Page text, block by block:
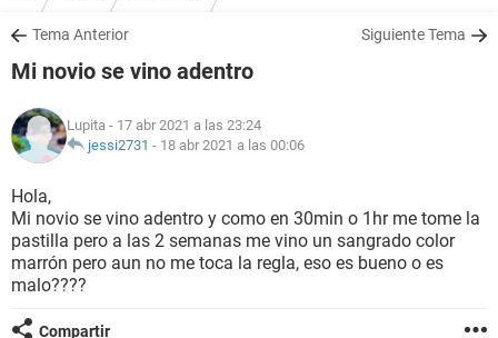
SALUD
NUTRICIÓN
BIENESTAR
SEXUALIDAD
GLOSARIO
Tema Anterior Siguiente Tema
Mi novio se vino adentro
Lupita - 17 abr 2021 a las 23:24
jessi2731 - 18 abr 2021 a las 00:06
Hola,
Mi novio se vino adentro y como en 30min o 1hr me tome la
pastilla pero a las 2 semanas me vino un sangrado color
marrón pero aun no me toca la regla, eso es bueno o es
malo????
Compartir